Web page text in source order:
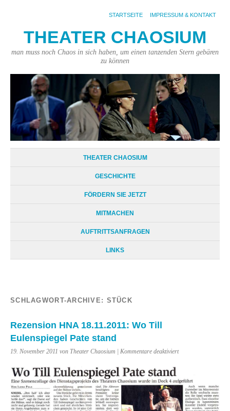
STARTSEITE IMPRESSUM & KONTAKT
THEATER CHAOSIUM
man muss noch Chaos in sich haben, um einen tanzenden Stern gebären
zu können
THEATER CHAOSIUM
GESCHICHTE
FÖRDERN SIE JETZT
MITMACHEN
AUFTRITTSANFRAGEN
LINKS
SCHLAGWORT-ARCHIVE: STÜCK
Rezension HNA 18.11.2011: Wo Till
Eulenspiegel Pate stand
19. November 2011 von Theater Chaosium | Kommentare deaktiviertfür
18.11.2011:
Wo
Till
Eulenspiegel